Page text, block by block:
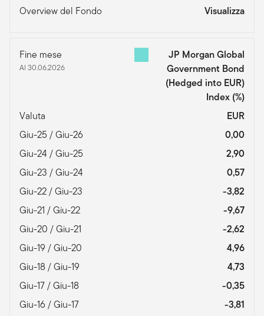
Overview del Fondo
Visualizza
Fine mese
Al 30.06.2026
JP Morgan Global
Government Bond
(Hedged into EUR)
Index (%)
Valuta
EUR
Giu-25 / Giu-26
0,00
Giu-24 / Giu-25
2,90
Giu-23 / Giu-24
0,57
Giu-22 / Giu-23
-3,82
Giu-21 / Giu-22
-9,67
Giu-20 / Giu-21
-2,62
Giu-19 / Giu-20
4,96
Giu-18 / Giu-19
4,73
Giu-17 / Giu-18
-0,35
Giu-16 / Giu-17
-3,81